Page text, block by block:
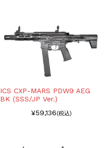
ICS CXP-MARS PDW9 AEG
BK (SSS/JP Ver.)
¥59,136(税込)